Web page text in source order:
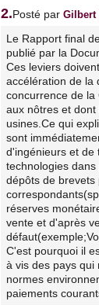
2.Posté par Gilbert
Le Rapport final
publié par la
Ces leviers
accélération de la
concurrence de
aux nôtres et
usines.Ce qui
sont
d'ingénieurs et de
technologies
dépôts de
réserves
vente et d'après
C'est pourquoi il
à vis des pays qui
normes
paiements